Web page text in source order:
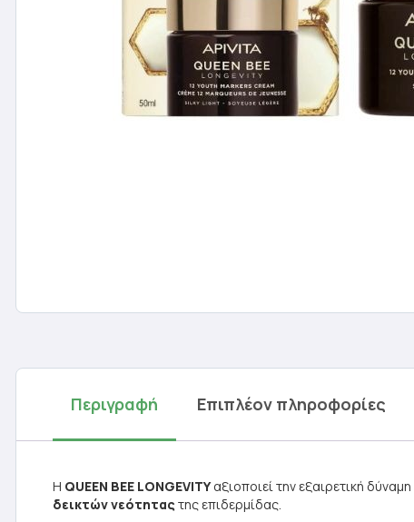
Περιγραφή Επιπλέον πληροφορίες
Η QUEEN BEE LONGEVITYαξιοποιεί την εξαιρετική δύναμη
δεικτών νεότητας της επιδερμίδας.